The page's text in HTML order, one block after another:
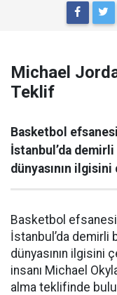
Michael
Teklif
Basketbol
İstanbul’da
dünyasının
Basketbol efsanesi
İstanbul’da demirli
dünyasının ilgisini
insanı Michael
alma teklifinde